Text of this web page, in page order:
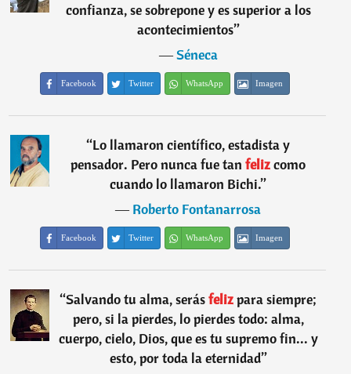
confianza, se sobrepone y es superior a los
acontecimientos”
―Séneca
Facebook Twitter WhatsApp Imagen
“Lo llamaron científico, estadista y
pensador. Pero nunca fue tan felizcomo
cuando lo llamaron Bichi.”
―Roberto Fontanarrosa
Facebook Twitter WhatsApp Imagen
“Salvando tu alma, serásfelizpara siempre;
pero, si la pierdes, lo pierdes todo: alma,
cuerpo, cielo, Dios, que es tu supremo fin... y
esto, por toda la eternidad”